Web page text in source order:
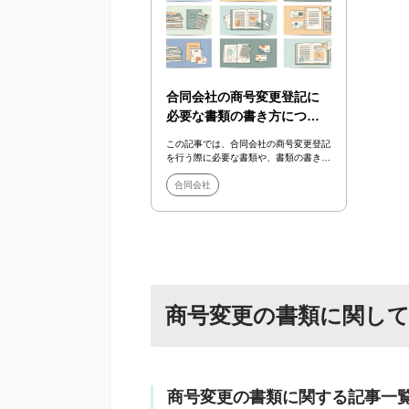
合同会社の商号変更登記に
必要な書類の書き方につい
この記事では、合同会社の商号変更登記
を行う際に必要な書類や、書類の書き方
ます。 合同...
合同会社
商号変更の書類に関して
商号変更の書類に関する記事一